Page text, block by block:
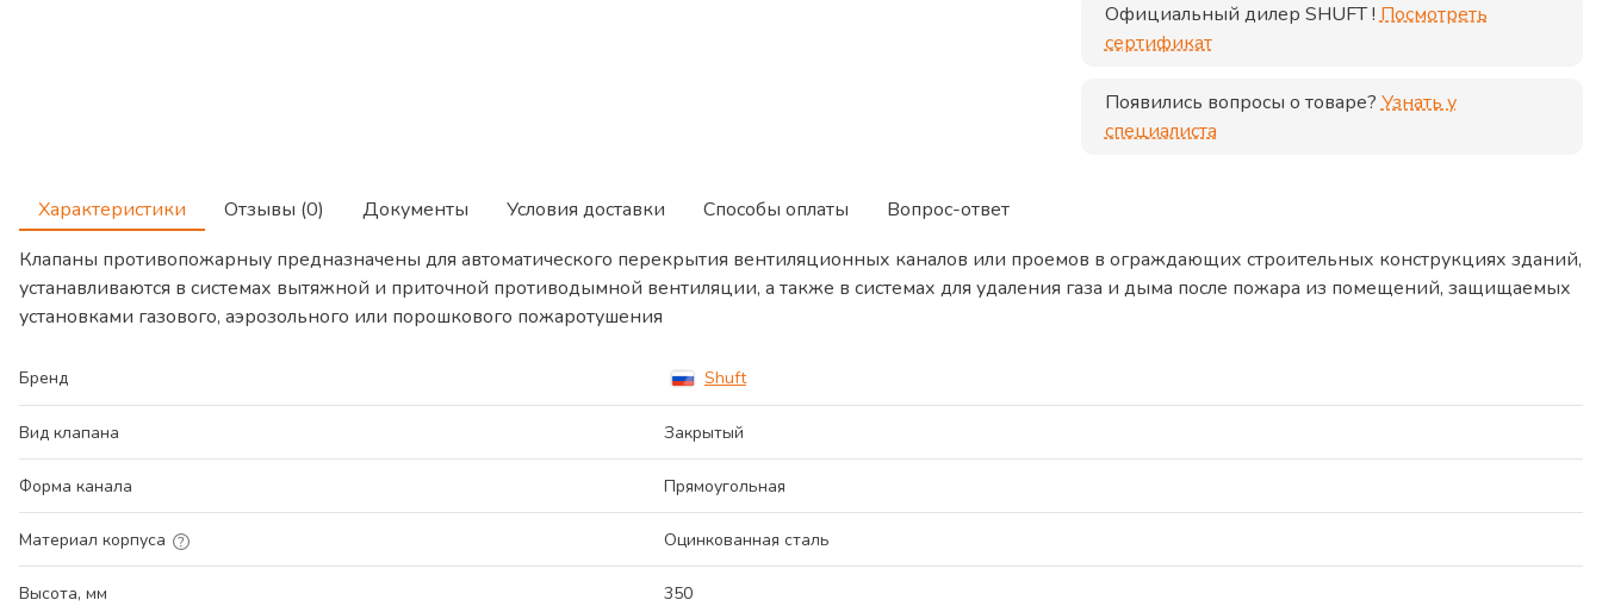
Официальный дилер SHUFT! Посмотреть
сертификат
Появились вопросы о товаре? Узнать у
специалиста
Характеристики Отзывы (0) Документы Условия доставки Способы оплаты
Вопрос-ответ
Клапаны противопожарныу предназначены для автоматического перекрытия вентиляционных каналов или проемов в ограждающих строительных конструкциях зданий,
устанавливаются в системах вытяжной и приточной противодымной вентиляции, а также в системах для удаления газа и дыма после пожара из помещений, защищаемых
установками газового, аэрозольного или порошкового пожаротушения
Бренд Shuft
Вид клапана Закрытый
Форма канала Прямоугольная
Материал корпуса Оцинкованная сталь
Высота, мм 350